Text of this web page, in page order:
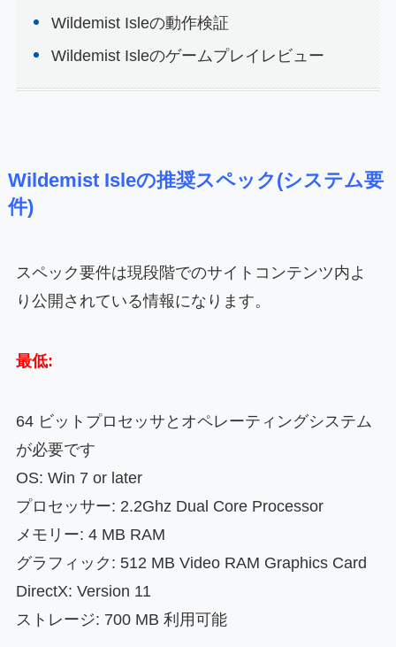
Wildemist Isleの動作検証
Wildemist Isleのゲームプレイレビュー
Wildemist Isleの推奨スペック(システム要
件)
スペック要件は現段階でのサイトコンテンツ内よ
り公開されている情報になります。
最低:
64 ビットプロセッサとオペレーティングシステム
が必要です
OS: Win 7 or later
プロセッサー: 2.2Ghz Dual Core Processor
メモリー: 4 MB RAM
グラフィック: 512 MB Video RAM Graphics Card
DirectX: Version 11
ストレージ: 700 MB 利用可能